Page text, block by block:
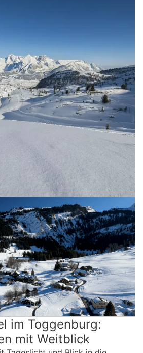
im Toggenburg:
mit Weitblick